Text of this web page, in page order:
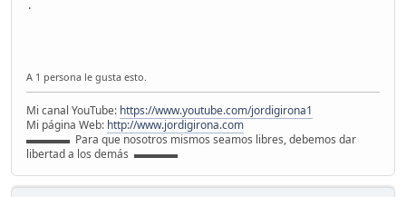
.
A 1 persona le gusta esto.
Mi canal YouTube: https://www.youtube.com/jordigirona1
Mi página Web: http://www.jordigirona.com
▬▬▬▬ Para que nosotros mismos seamos libres, debemos dar
libertad a los demás ▬▬▬▬